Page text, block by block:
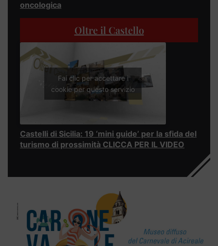
oncologica
Oltre il Castello
Fai clic per accettare i
cookie per questo servizio
Castelli di Sicilia: 19 ‘mini guide’ per la sfida del
turismo di prossimità CLICCA PER IL VIDEO